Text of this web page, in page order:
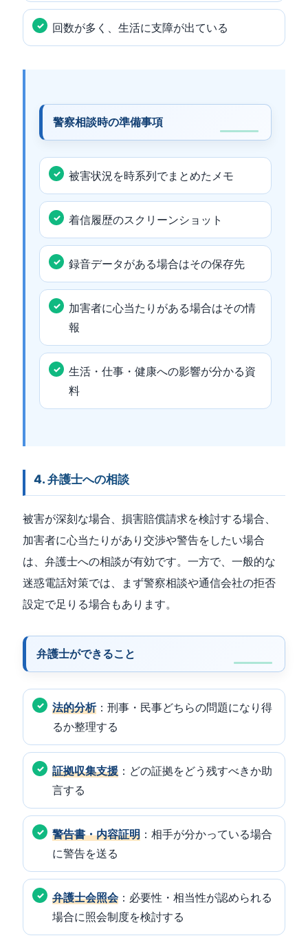
回数が多く、生活に支障が出ている
警察相談時の準備事項
被害状況を時系列でまとめたメモ
着信履歴のスクリーンショット
録音データがある場合はその保存先
加害者に心当たりがある場合はその情
報
生活・仕事・健康への影響が分かる資
料
4. 弁護士への相談
被害が深刻な場合、損害賠償請求を検討する場合、
加害者に心当たりがあり交渉や警告をしたい場合
は、弁護士への相談が有効です。一方で、一般的な
迷惑電話対策では、まず警察相談や通信会社の拒否
設定で足りる場合もあります。
弁護士ができること
法的分析：刑事・民事どちらの問題になり得
るか整理する
証拠収集支援 ：どの証拠をどう残すべきか助
言する
警告書・内容証明 ：相手が分かっている場合
に警告を送る
弁護士会照会：必要性・相当性が認められる
場合に照会制度を検討する